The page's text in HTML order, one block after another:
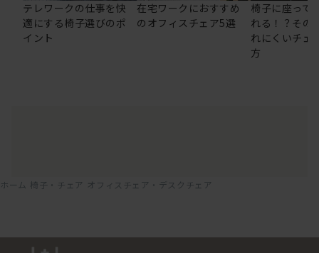
テレワークの仕事を快
適にする椅子選びのポ
イント
在宅ワークにおすすめ
のオフィスチェア5選
椅子に座って
れる！？その
れにくいチェ
方
ホーム 椅子・チェア オフィスチェア・デスクチェア